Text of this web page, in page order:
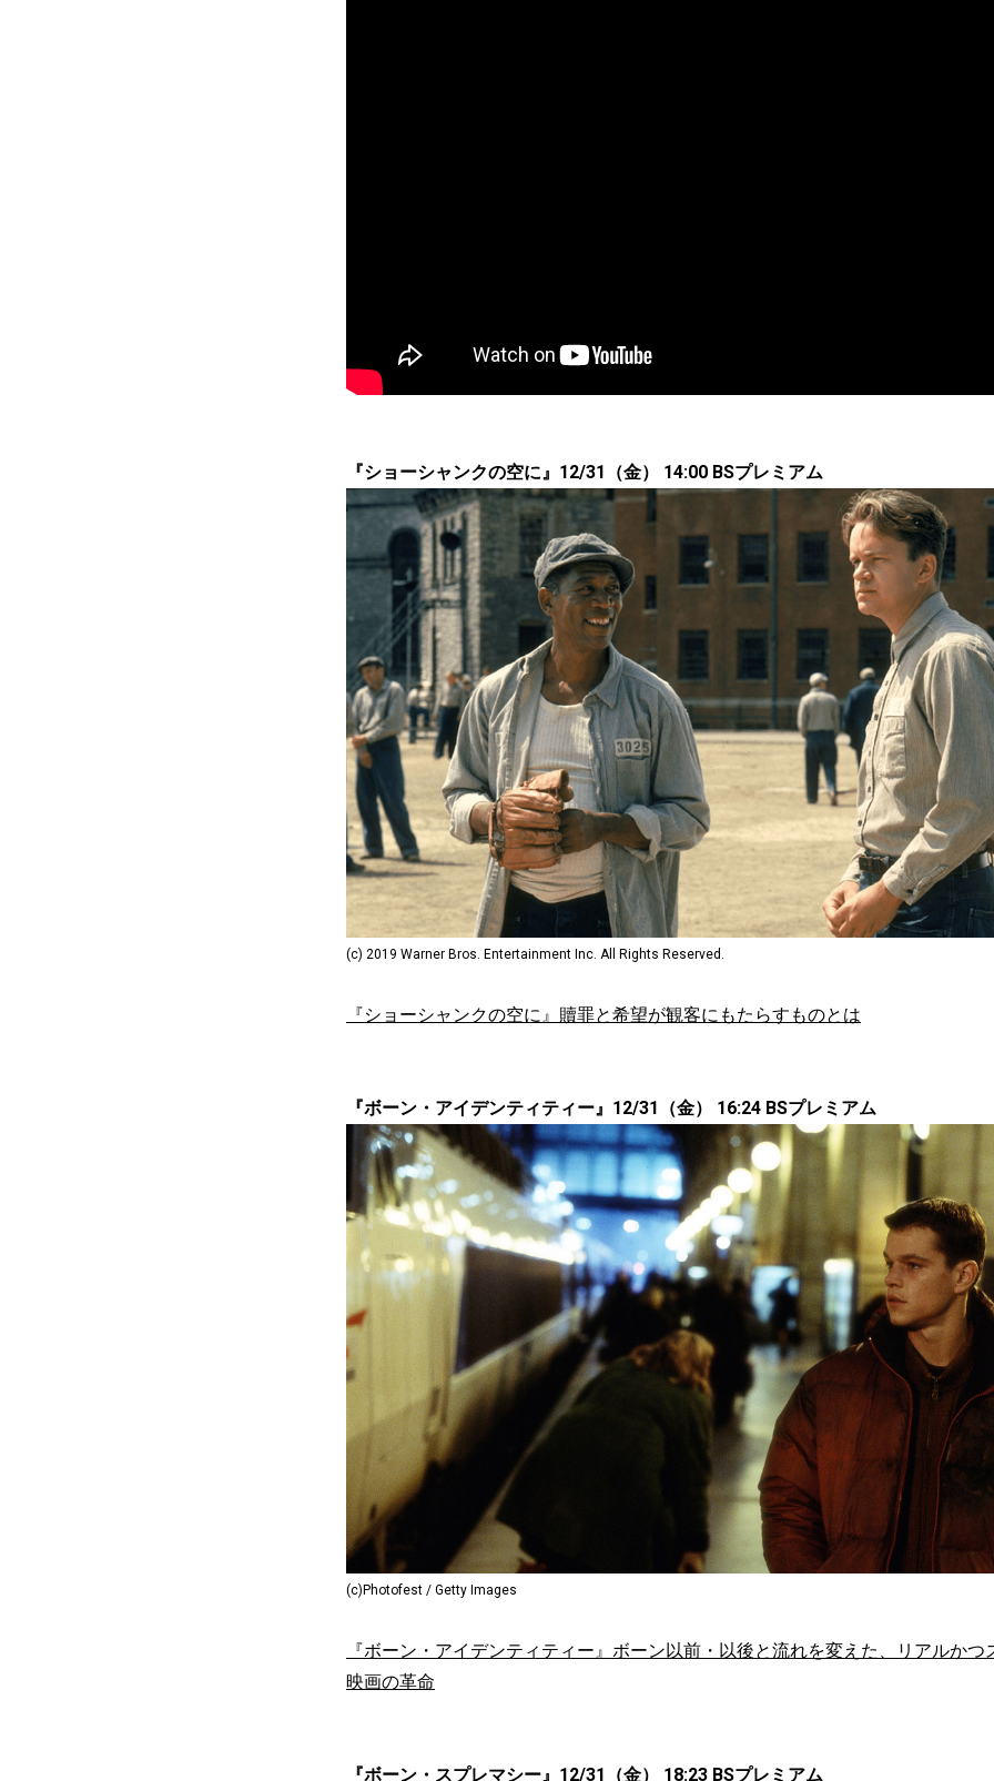
『ショーシャンクの空に』12/31（金） 14:00 BSプレミアム
(c) 2019 Warner Bros. Entertainment Inc. All Rights Reserved.
『ショーシャンクの空に』贖罪と希望が観客にもたらすものとは
『ボーン・アイデンティティー』12/31（金） 16:24 BSプレミアム
(c)Photofest / Getty Images
『ボーン・アイデンティティー』ボーン以前・以後と流れを変えた、リアルかつ
映画の革命
『ボーン・スプレマシー』12/31（金） 18:23 BSプレミアム